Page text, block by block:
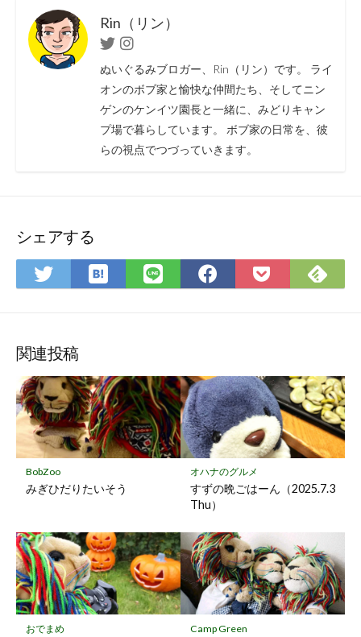
Rin（リン）
TwitterInstagram
ぬいぐるみブロガー、Rin（リン）です。 ライ
オンのボブ家と愉快な仲間たち、そしてニン
ゲンのケンイツ園長と一緒に、みどりキャン
プ場で暮らしています。 ボブ家の日常を、彼
らの視点でつづっていきます。
シェアする
Twitter
で
ア
は
て
マ
ー
ク
に
保
存
LINE
で
Facebook
で
Pocket
に
で
関連投稿
BobZoo
みぎひだりたいそう
オハナのグルメ
すずの晩ごはーん（2025.7.3
Thu）
おでまめ Camp Green